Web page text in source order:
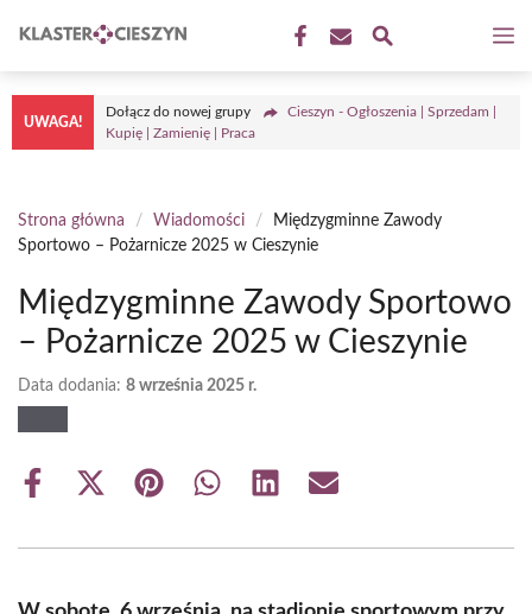
do
treści
UWAGA!
Dołącz do nowej grupy
Cieszyn - Ogłoszenia | Sprzedam |
Kupię | Zamienię | Praca
Strona główna / Wiadomości /
Międzygminne Zawody
Sportowo – Pożarnicze 2025 w Cieszynie
Międzygminne Zawody Sportowo
– Pożarnicze 2025 w Cieszynie
Data dodania: 8 września 2025 r.
Share
Share
(Twitter)
Share Share Share Share